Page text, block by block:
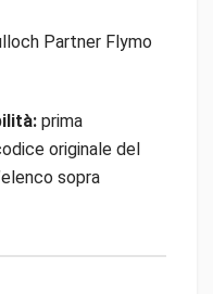
Partner Flymo
prima
originale del
sopra